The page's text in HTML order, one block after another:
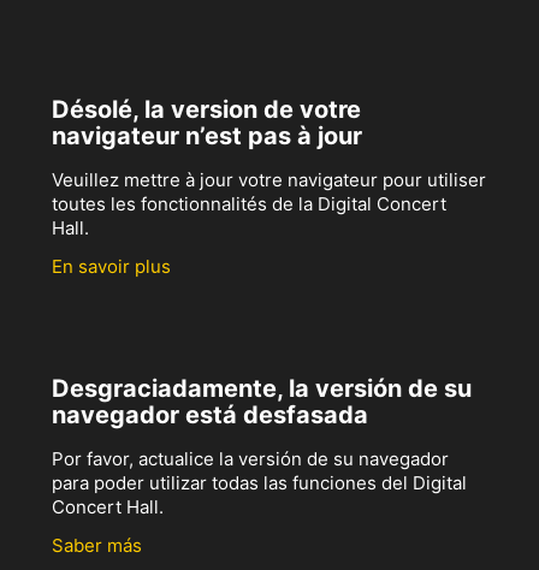
Désolé, la version de votre
navigateur n’est pas à jour
Veuillez mettre à jour votre navigateur pour utiliser
toutes les fonctionnalités de la Digital Concert
Hall.
En savoir plus
Desgraciadamente, la versión de su
navegador está desfasada
Por favor, actualice la versión de su navegador
para poder utilizar todas las funciones del Digital
Concert Hall.
Saber más